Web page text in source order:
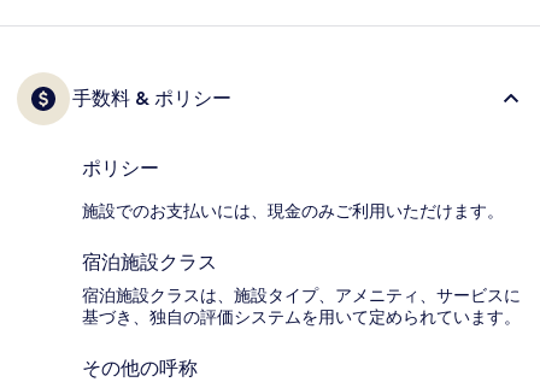
手数料 & ポリシー
ポリシー
施設でのお支払いには、現金のみご利用いただけます。
宿泊施設クラス
宿泊施設クラスは、施設タイプ、アメニティ、サービスに
基づき、独自の評価システムを用いて定められています。
その他の呼称